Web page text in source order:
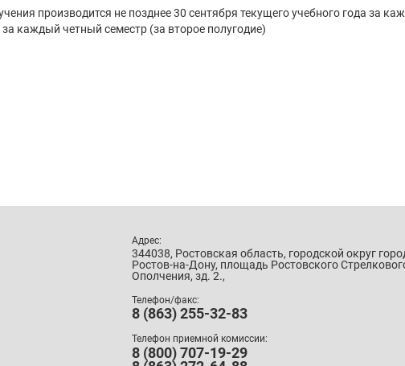
производится не позднее 30 сентября текущего учебного года за
каждый четный семестр (за второе полугодие)
Адрес:
344038, Ростовская область, городской округ
Ростов-на-Дону, площадь Ростовского
Ополчения, зд. 2.,
Телефон/факс:
8 (863) 255-32-83
Телефон приемной комиссии:
8 (800) 707-19-29